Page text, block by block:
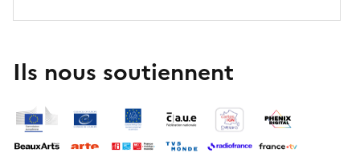
Ils nous soutiennent